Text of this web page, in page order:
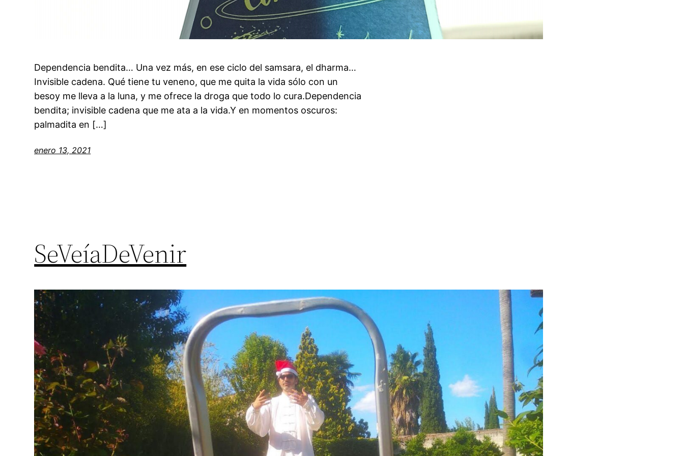
Dependencia bendita… Una vez más, en ese ciclo del samsara, el dharma…
Invisible cadena. Qué tiene tu veneno, que me quita la vida sólo con un
besoy me lleva a la luna, y me ofrece la droga que todo lo cura.Dependencia
bendita; invisible cadena que me ata a la vida.Y en momentos oscuros:
palmadita en […]
enero 13, 2021
SeVeíaDeVenir